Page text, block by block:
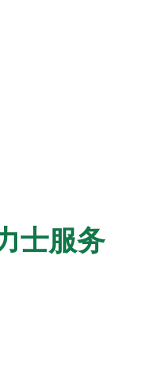
士服务